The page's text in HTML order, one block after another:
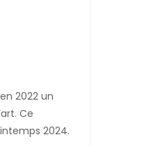
2022 un
Ce
2024.